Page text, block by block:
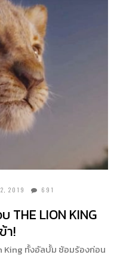
2019 691
THE LION KING
า!
ทั้งอัลบั้ม ซ้อมร้องก่อน